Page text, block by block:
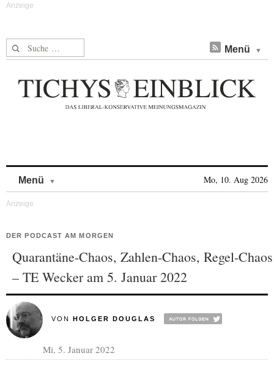
Suche nach: Menü
Menü Mo, 10. Aug 2026
DER PODCAST AM MORGEN
Quarantäne-Chaos, Zahlen-Chaos, Regel-Chaos
– TE Wecker am 5. Januar 2022
VON HOLGER DOUGLAS
Mi, 5. Januar 2022